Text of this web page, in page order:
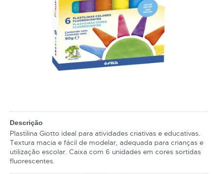
Descrição
Plastilina Giotto ideal para atividades criativas e educativas.
Textura macia e fácil de modelar, adequada para crianças e
utilização escolar. Caixa com 6 unidades em cores sortidas
fluorescentes.